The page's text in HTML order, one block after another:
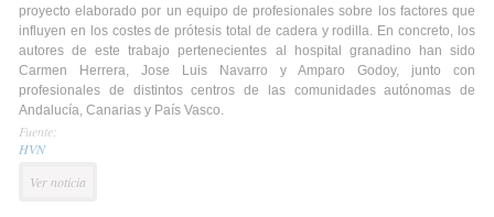
proyecto elaborado por un equipo de profesionales sobre los factores que
influyen en los costes de prótesis total de cadera y rodilla. En concreto, los
autores de este trabajo pertenecientes al hospital granadino han sido
Carmen Herrera, Jose Luis Navarro y Amparo Godoy, junto con
profesionales de distintos centros de las comunidades autónomas de
Andalucía, Canarias y País Vasco.
Fuente:
HVN
Ver noticia